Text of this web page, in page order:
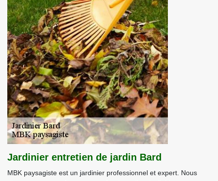
Jardinier entretien de jardin Bard
MBK paysagiste est un jardinier professionnel et expert. Nous